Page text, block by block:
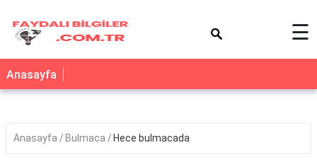
☰
Anasayfa
Anasayfa Bulmaca Hece bulmacada